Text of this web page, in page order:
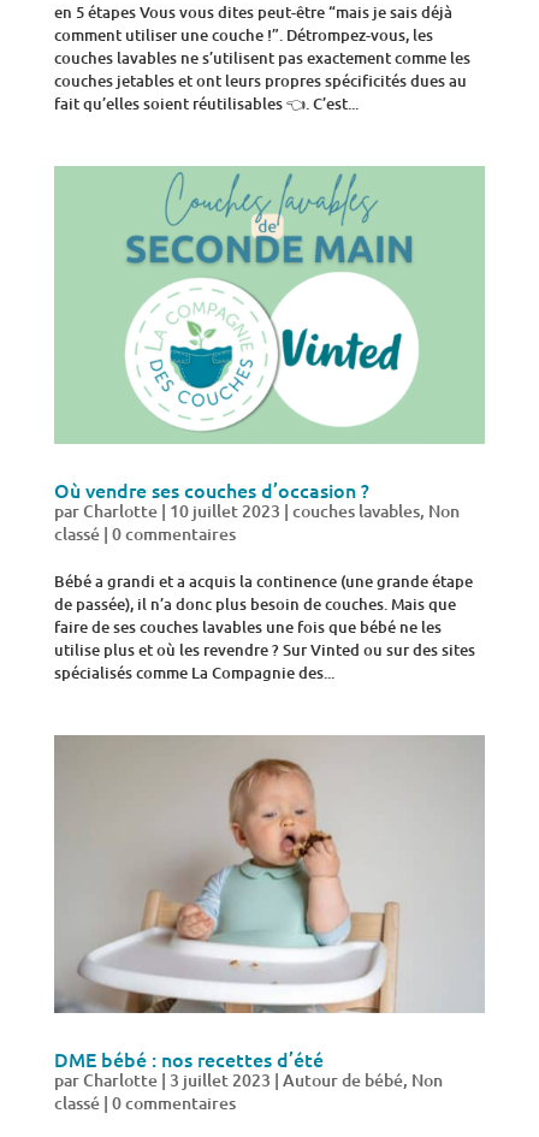
en 5 étapes Vous vous dites peut-être “mais je sais déjà
comment utiliser une couche !”. Détrompez-vous, les
couches lavables ne s’utilisent pas exactement comme les
couches jetables et ont leurs propres spécificités dues au
fait qu’elles soient réutilisables 👈. C’est...
Où vendre ses couches d’occasion ?
parCharlotte| 10 juillet 2023 | couches lavables, Non
classé| 0 commentaires
Bébé a grandi et a acquis la continence (une grande étape
de passée), il n’a donc plus besoin de couches. Mais que
faire de ses couches lavables une fois que bébé ne les
utilise plus et où les revendre ? Sur Vinted ou sur des sites
spécialisés comme La Compagnie des...
DME bébé : nos recettes d’été
parCharlotte| 3 juillet 2023 | Autour de bébé, Non
classé| 0 commentaires